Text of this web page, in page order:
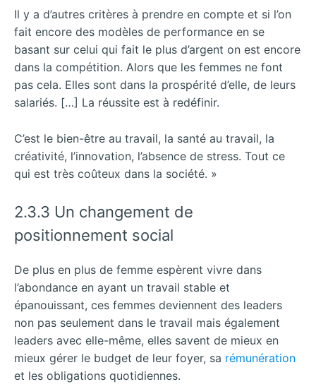
Il y a d’autres critères à prendre en compte et si l’on
fait encore des modèles de performance en se
basant sur celui qui fait le plus d’argent on est encore
dans la compétition. Alors que les femmes ne font
pas cela. Elles sont dans la prospérité d’elle, de leurs
salariés. […] La réussite est à redéfinir.
C’est le bien-être au travail, la santé au travail, la
créativité, l’innovation, l’absence de stress. Tout ce
qui est très coûteux dans la société. »
2.3.3 Un changement de
positionnement social
De plus en plus de femme espèrent vivre dans
l’abondance en ayant un travail stable et
épanouissant, ces femmes deviennent des leaders
non pas seulement dans le travail mais également
leaders avec elle-même, elles savent de mieux en
mieux gérer le budget de leur foyer, sa rémunération
et les obligations quotidiennes.